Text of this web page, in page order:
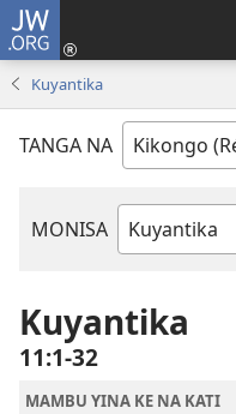
JW.ORG
Kuyantika
TANGA NA
MONISA
Mikanda
Biblia
Kuyantika
11:1-32
MAMBU YINA KE NA KATI